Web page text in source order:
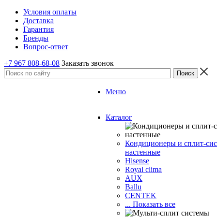
Условия оплаты
Доставка
Гарантия
Бренды
Вопрос-ответ
+7 967 808-68-08 Заказать звонок
Меню
Каталог
Кондиционеры и сплит-
настенные
Hisense
Royal clima
AUX
Ballu
CENTEK
... Показать все